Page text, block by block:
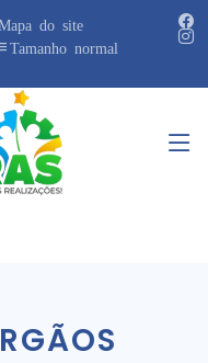
do site
Tamanho normal